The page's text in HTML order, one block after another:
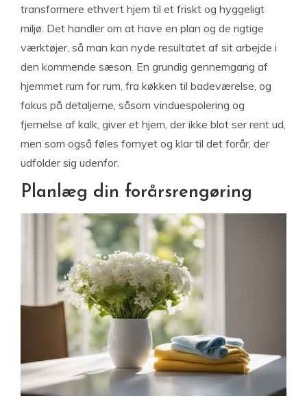
transformere ethvert hjem til et friskt og hyggeligt
miljø. Det handler om at have en plan og de rigtige
værktøjer, så man kan nyde resultatet af sit arbejde i
den kommende sæson. En grundig gennemgang af
hjemmet rum for rum, fra køkken til badeværelse, og
fokus på detaljerne, såsom vinduespolering og
fjernelse af kalk, giver et hjem, der ikke blot ser rent ud,
men som også føles fornyet og klar til det forår, der
udfolder sig udenfor.
Planlæg din forårsrengøring